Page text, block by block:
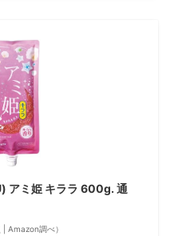
アミ姫 キララ 600g. 通
Amazon調べ）